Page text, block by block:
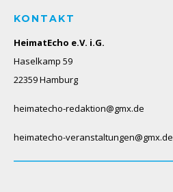
KONTAKT
HeimatEcho e.V. i.G.
Haselkamp 59
22359 Hamburg
heimatecho-redaktion@gmx.de
heimatecho-veranstaltungen@gmx.de